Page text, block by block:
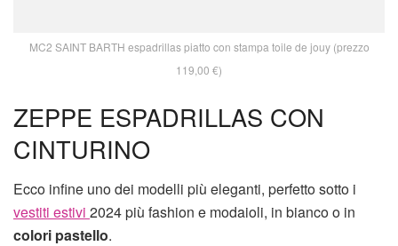
MC2 SAINT BARTH espadrillas piatto con stampa toile de jouy (prezzo
119,00 €)
ZEPPE ESPADRILLAS CON
CINTURINO
Ecco infine uno dei modelli più eleganti, perfetto sotto i
vestiti estivi 2024 più fashion e modaioli, in bianco o in
colori pastello.